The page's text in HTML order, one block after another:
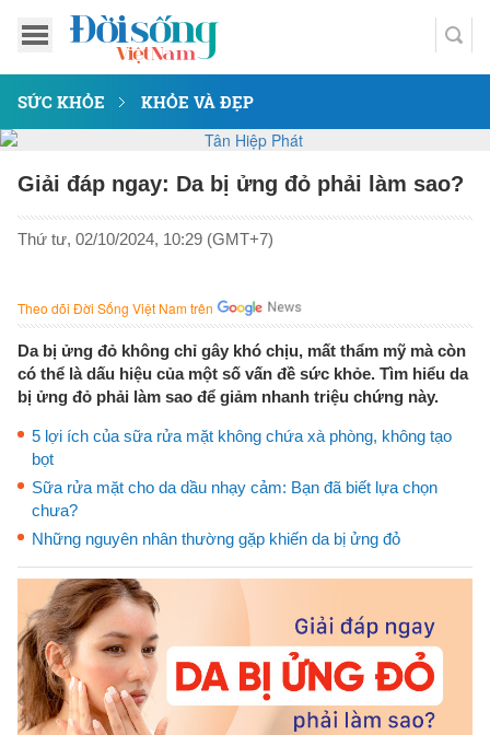
SỨC KHỎE KHỎE VÀ ĐẸP
Giải đáp ngay: Da bị ửng đỏ phải làm sao?
Thứ tư, 02/10/2024, 10:29 (GMT+7)
Theo dõi Đời Sống Việt Nam trên
Da bị ửng đỏ không chỉ gây khó chịu, mất thẩm mỹ mà còn
có thể là dấu hiệu của một số vấn đề sức khỏe. Tìm hiểu da
bị ửng đỏ phải làm sao để giảm nhanh triệu chứng này.
5 lợi ích của sữa rửa mặt không chứa xà phòng, không tạo
bọt
Sữa rửa mặt cho da dầu nhạy cảm: Bạn đã biết lựa chọn
chưa?
Những nguyên nhân thường gặp khiến da bị ửng đỏ